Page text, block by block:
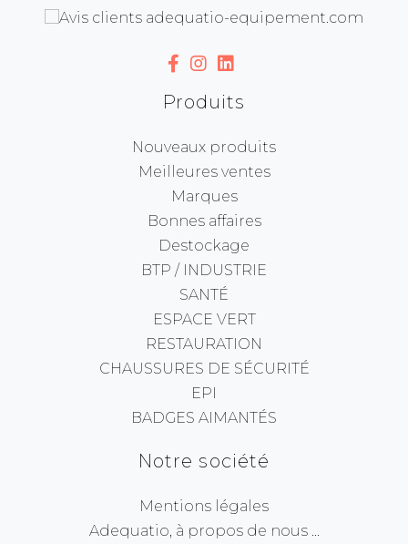
Produits
Nouveaux produits
Meilleures ventes
Marques
Bonnes affaires
Destockage
BTP / INDUSTRIE
SANTÉ
ESPACE VERT
RESTAURATION
CHAUSSURES DE SÉCURITÉ
EPI
BADGES AIMANTÉS
Notre société
Mentions légales
Adequatio, à propos de nous ...